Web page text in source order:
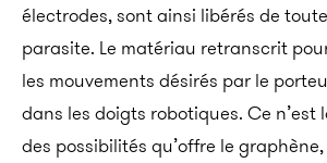
électrodes, sont ainsi libérés de
parasite. Le matériau retranscrit
les mouvements désirés par le
dans les doigts robotiques. Ce n’est
des possibilités qu’offre le